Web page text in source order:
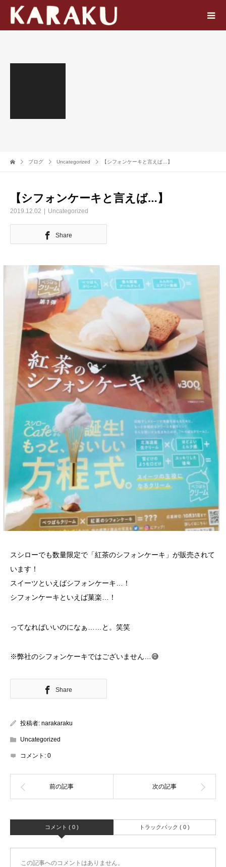
ブログ Uncategorized 【シフォンケーキと言えば…】
【シフォンケーキと言えば…】
2019.12.02 Uncategorized
Share
スシローでも数量限定で「紅茶のシフォンケーキ」が販売されて
います！
スイーツといえばシフォンケーキ…！
シフォンケーキといえば菓楽…！
ってなればいいのになぁ……と。笑笑
※弊社のシフォンケーキではございません… 😅
Share
投稿者: narakaraku
Uncategorized
コメント: 0
コメント ( 0 ) トラックバック ( 0 )
この記事へのコメントはありません。